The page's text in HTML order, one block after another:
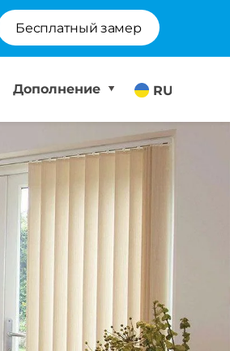
Бесплатный замер
RU
Дополнение